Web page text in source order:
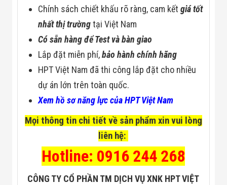
Chính sách chiết khấu rõ ràng, cam kếtgiá tốt
nhất thị trườngtại Việt Nam
Có sẵn hàng để Test và bàn giao
Lắp đặt miễn phí,bảo hành chính hãng
HPT Việt Nam đã thi công lắp đặt cho nhiều
dự án lớn trên toàn quốc.
Xem hồ sơ năng lực của HPT Việt Nam
Mọi thông tin chi tiết về sản phẩm xin vui lòng
liên hệ:
Hotline: 0916 244 268
CÔNG TY CỔ PHẦN TM DỊCH VỤ XNK HPT VIỆT